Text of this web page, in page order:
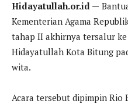
Hidayatullah.or.id —
Kementerian Agama
tahap II akhirnya tersalur
Hidayatullah Kota Bitung
wita.
Acara tersebut dipimpin Rio